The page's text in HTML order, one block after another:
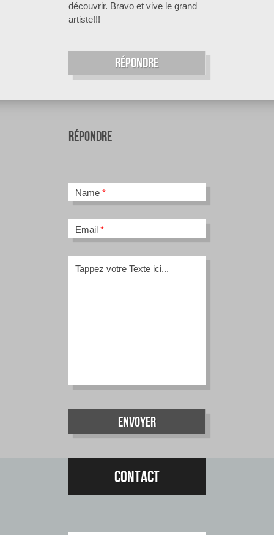
découvrir. Bravo et vive le grand
artiste!!!
Répondre
répondre
Name *
Email *
Tappez votre Texte ici...
Contact